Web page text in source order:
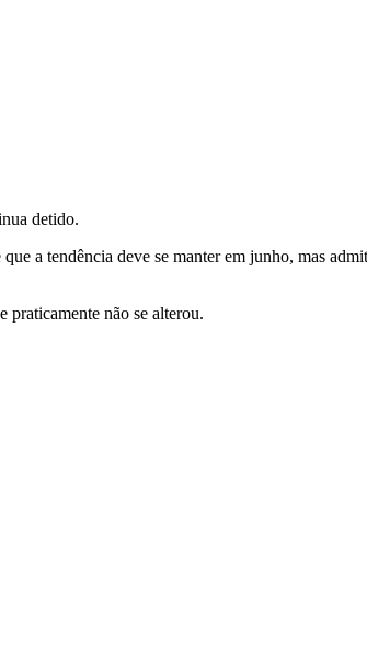
detido.
que a tendência deve se manter em junho, mas
e praticamente não se alterou.